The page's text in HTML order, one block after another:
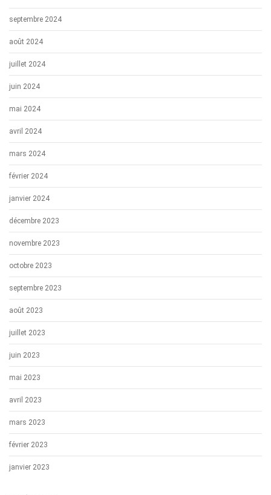
septembre 2024
août 2024
juillet 2024
juin 2024
mai 2024
avril 2024
mars 2024
février 2024
janvier 2024
décembre 2023
novembre 2023
octobre 2023
septembre 2023
août 2023
juillet 2023
juin 2023
mai 2023
avril 2023
mars 2023
février 2023
janvier 2023